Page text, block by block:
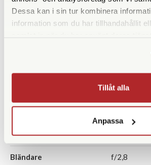
Dessa kan i sin tur kombinera
information som du har tillhandahållit
Tillåt alla
Anpassa
Finns i lager
SPECIFIKATIONER
Brännvidd (mm) 80 (motsv.
Bländare f/2,8